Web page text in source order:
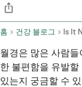
홈 건강 블로그
월경은 많은 사람
한 불편함을 유발
있는지 궁금할 수